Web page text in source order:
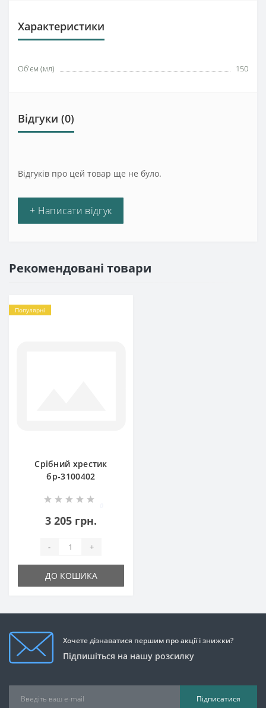
Характеристики
Об'єм (мл) 150
Відгуки (0)
Відгуків про цей товар ще не було.
+ Написати відгук
Рекомендовані товари
Популярні
Срібний хрестик
бр-3100402
3 205 грн.
- +
ДО КОШИКА
Хочете дізнаватися першим про акції і знижки?
Підпишіться на нашу розсилку
Підписатися